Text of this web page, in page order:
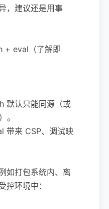
，建议还是用事
+ eval（了解即
默认只能同源（或
。
带来 CSP、调试映
如打包系统内、离
控环境中：